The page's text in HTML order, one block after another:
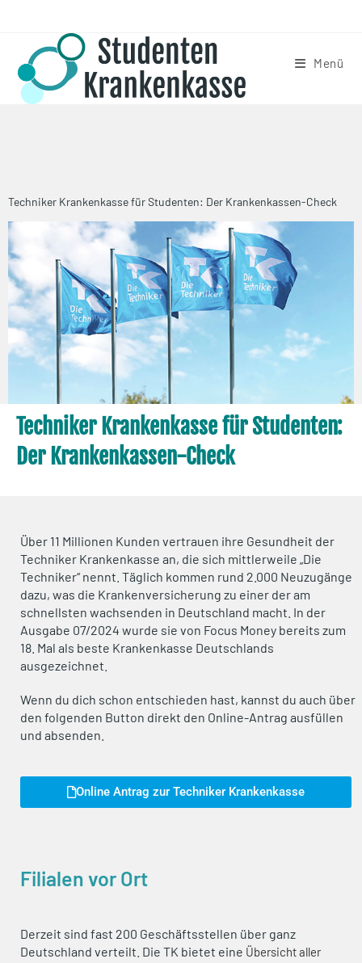
Menü
Techniker Krankenkasse für Studenten: Der Krankenkassen-Check
Techniker Krankenkasse für Studenten:
Der Krankenkassen-Check
Über 11 Millionen Kunden vertrauen ihre Gesundheit der
Techniker Krankenkasse an, die sich mittlerweile „Die
Techniker“ nennt. Täglich kommen rund 2.000 Neuzugänge
dazu, was die Krankenversicherung zu einer der am
schnellsten wachsenden in Deutschland macht. In der
Ausgabe 07/2024 wurde sie von Focus Money bereits zum
18. Mal als beste Krankenkasse Deutschlands
ausgezeichnet.
Wenn du dich schon entschieden hast, kannst du auch über
den folgenden Button direkt den Online-Antrag ausfüllen
und absenden.
Online Antrag zur Techniker Krankenkasse
Filialen vor Ort
Derzeit sind fast 200 Geschäftsstellen über ganz
Deutschland verteilt. Die TK bietet eine Übersicht aller